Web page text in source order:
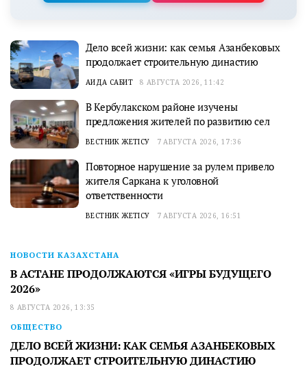
Дело всей жизни: как семья Азанбековых
продолжает строительную династию
АИДА САБИТ 8 АВГУСТА 2026, 11:42
В Кербулакском районе изучены
предложения жителей по развитию сел
ВЕСТНИК ЖЕТІСУ 7 АВГУСТА 2026, 17:36
Повторное нарушение за рулем привело
жителя Саркана к уголовной
ответственности
ВЕСТНИК ЖЕТІСУ 7 АВГУСТА 2026, 16:51
НОВОСТИ КАЗАХСТАНА
В АСТАНЕ ПРОДОЛЖАЮТСЯ «ИГРЫ БУДУЩЕГО
2026»
8 АВГУСТА 2026, 13:35
ОБЩЕСТВО
ДЕЛО ВСЕЙ ЖИЗНИ: КАК СЕМЬЯ АЗАНБЕКОВЫХ
ПРОДОЛЖАЕТ СТРОИТЕЛЬНУЮ ДИНАСТИЮ